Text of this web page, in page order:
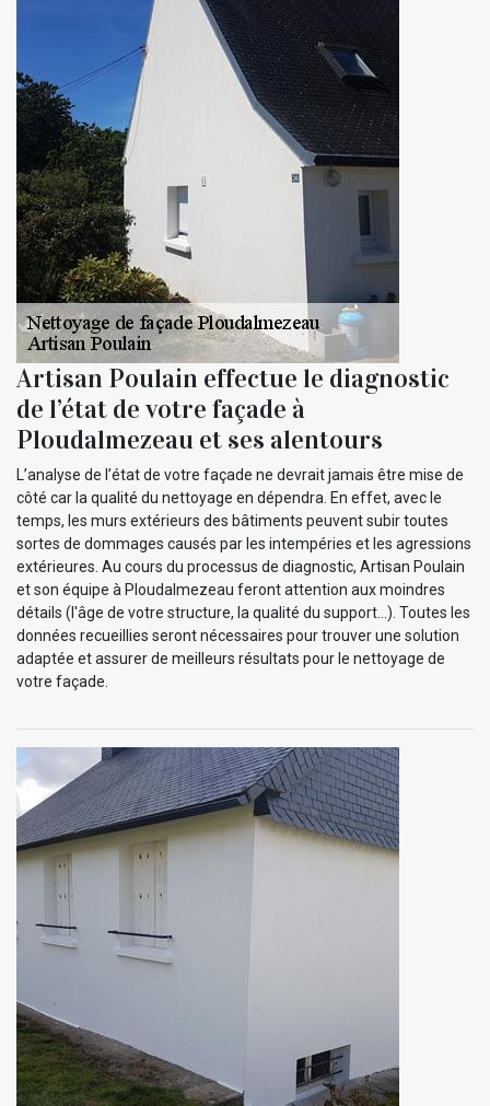
Artisan Poulain effectue le diagnostic
de l’état de votre façade à
Ploudalmezeau et ses alentours
L’analyse de l’état de votre façade ne devrait jamais être mise de
côté car la qualité du nettoyage en dépendra. En effet, avec le
temps, les murs extérieurs des bâtiments peuvent subir toutes
sortes de dommages causés par les intempéries et les agressions
extérieures. Au cours du processus de diagnostic, Artisan Poulain
et son équipe à Ploudalmezeau feront attention aux moindres
détails (l'âge de votre structure, la qualité du support…). Toutes les
données recueillies seront nécessaires pour trouver une solution
adaptée et assurer de meilleurs résultats pour le nettoyage de
votre façade.